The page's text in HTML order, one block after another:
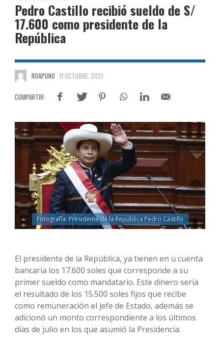
Pedro Castillo recibió sueldo de S/
17.600 como presidente de la
República
ROAPUNO 11 OCTUBRE, 2021
Fotografía: Presidente de la República Pedro Castillo
El presidente de la República, ya tienen en u cuenta
bancaria los 17.600 soles que corresponde a su
primer sueldo como mandatario. Este dinero sería
el resultado de los 15.500 soles fijos que recibe
como remuneración el jefe de Estado, además se
adicionó un monto correspondiente a los últimos
días de julio en los que asumió la Presidencia.